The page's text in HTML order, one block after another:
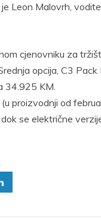
Leon Malovrh,
cjenovniku za
opcija, C3
34.925 KM.
proizvodnji od
se električne